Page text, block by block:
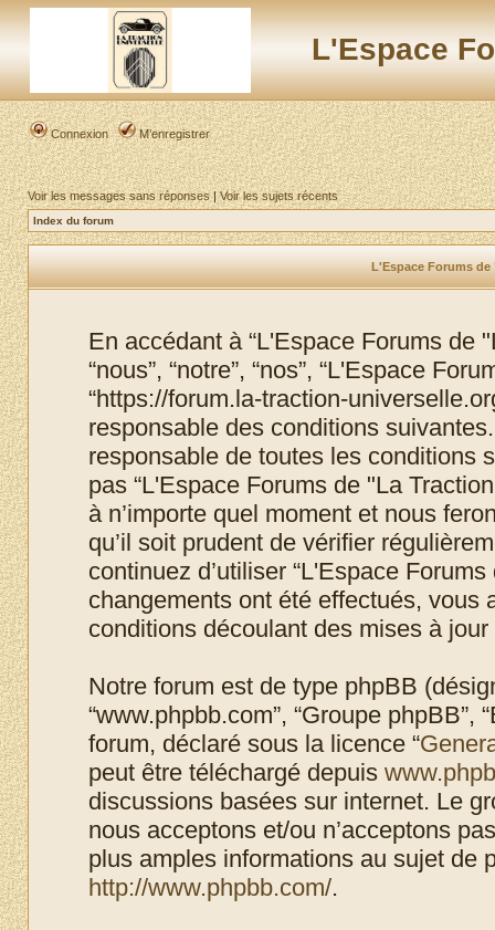
L'Espace
Connexion M’enregistrer
Voir les messages sans réponses|Voir les sujets récents
Index du forum
L'Espace Forums
En accédant à “L'Espace Forums de
“nous”, “notre”, “nos”, “L'Espace
“https://forum.la-traction-
responsable des conditions
responsable de toutes les conditions
pas “L'Espace Forums de "La
à n’importe quel moment et nous
qu’il soit prudent de vérifier
continuez d’utiliser “L'Espace
changements ont été effectués, vous
conditions découlant des mises à
Notre forum est de type phpBB
“www.phpbb.com”, “Groupe
forum, déclaré sous la licence “
peut être téléchargé depuis
discussions basées sur internet. Le
nous acceptons et/ou n’acceptons
plus amples informations au sujet de
http://www.phpbb.com/.